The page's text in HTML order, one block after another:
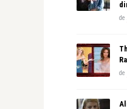
de
de